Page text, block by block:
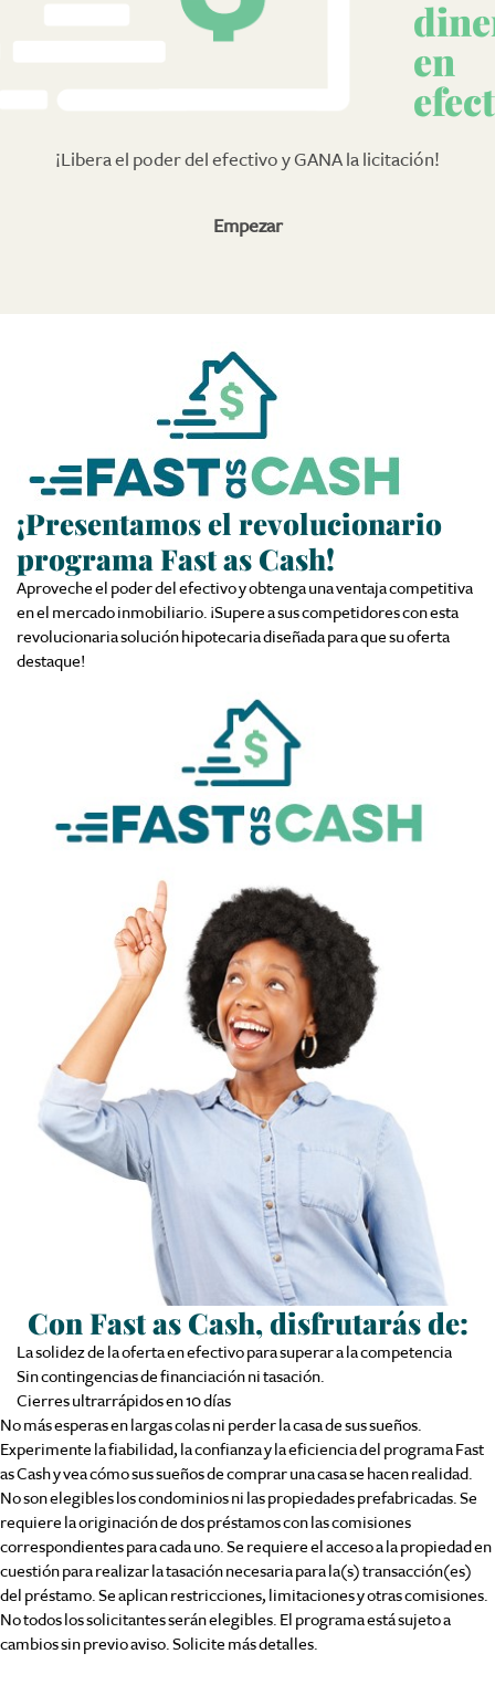
en
¡Libera el poder del efectivo y GANA la licitación!
Empezar
¡Presentamos el revolucionario
programa Fast as Cash!
Aproveche el poder del efectivo y obtenga una ventaja competitiva
en el mercado inmobiliario. ¡Supere a sus competidores con esta
revolucionaria solución hipotecaria diseñada para que su oferta
destaque!
Con Fast as Cash, disfrutarás de:
La solidez de la oferta en efectivo para superar a la competencia
Sin contingencias de financiación ni tasación.
Cierres ultrarrápidos en 10 días
No más esperas en largas colas ni perder la casa de sus sueños.
Experimente la fiabilidad, la confianza y la eficiencia del programa Fast
as Cash y vea cómo sus sueños de comprar una casa se hacen realidad.
No son elegibles los condominios ni las propiedades prefabricadas. Se
requiere la originación de dos préstamos con las comisiones
correspondientes para cada uno. Se requiere el acceso a la propiedad en
cuestión para realizar la tasación necesaria para la(s) transacción(es)
del préstamo. Se aplican restricciones, limitaciones y otras comisiones.
No todos los solicitantes serán elegibles. El programa está sujeto a
cambios sin previo aviso. Solicite más detalles.